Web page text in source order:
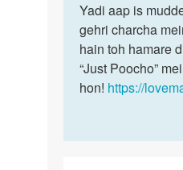
Yadi aap is
gehri charcha
hain toh hamare
“Just Poocho”
hon! https://